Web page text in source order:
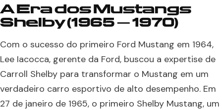
A Era dos Mustangs
Shelby (1965 – 1970)
Com o sucesso do primeiro Ford Mustang em 1964,
Lee Iacocca, gerente da Ford, buscou a expertise de
Carroll Shelby para transformar o Mustang em um
verdadeiro carro esportivo de alto desempenho. Em
27 de janeiro de 1965, o primeiro Shelby Mustang, um